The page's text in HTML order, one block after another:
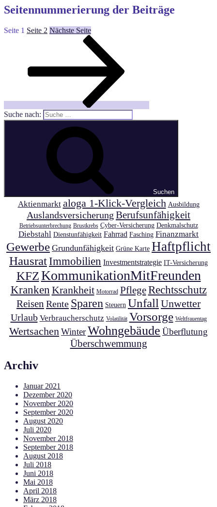
Seitennummerierung der Beiträge
Seite 1 Seite 2 Nächste Seite
Suche nach:
Suchen
Aktienmarkt aloga 1-Klick-Vergleich Ausbildung
Auslandsversicherung Berufsunfähigkeit
Betriebsunterbrechung Brustkrebs Cyber-Versicherung Denkmalschutz
Diebstahl Dienstunfähigkeit Fahrrad Fasching Finanzmarkt
Gewerbe Grundunfähigkeit Grüne Karte Haftpflicht
HausratImmobilien Investmentstrategie IT-Versicherung
KFZKommunikationMitFreunden
Kranken Krankheit Motorrad Pflege Rechtsschutz
Reisen Rente Sparen Steuern Unfall Unwetter
Urlaub Verbraucherschutz Volatilität Vorsorge Weltfrauentag
WertsachenWinterWohngebäude Überflutung
Überschwemmung
Archiv
Januar 2021
Dezember 2020
November 2020
September 2020
August 2020
Juli 2020
November 2018
September 2018
August 2018
Juli 2018
Juni 2018
Mai 2018
April 2018
März 2018